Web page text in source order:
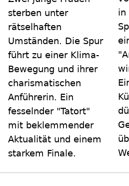
sterben unter
rätselhaften
Umständen. Die Spur
führt zu einer Klima-
Bewegung und ihrer
charismatischen
Anführerin. Ein
fesselnder "Tatort"
mit beklemmender
Aktualität und einem
starkem Finale.
in